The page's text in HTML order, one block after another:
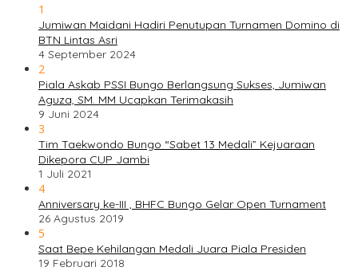
1
Jumiwan Maidani Hadiri Penutupan Turnamen Domino di
BTN Lintas Asri
4 September 2024
2
Piala Askab PSSI Bungo Berlangsung Sukses, Jumiwan
Aguza, SM. MM Ucapkan Terimakasih
9 Juni 2024
3
Tim Taekwondo Bungo “Sabet 13 Medali” Kejuaraan
Dikepora CUP Jambi
1 Juli 2021
4
Anniversary ke-III , BHFC Bungo Gelar Open Turnament
26 Agustus 2019
5
Saat Bepe Kehilangan Medali Juara Piala Presiden
19 Februari 2018